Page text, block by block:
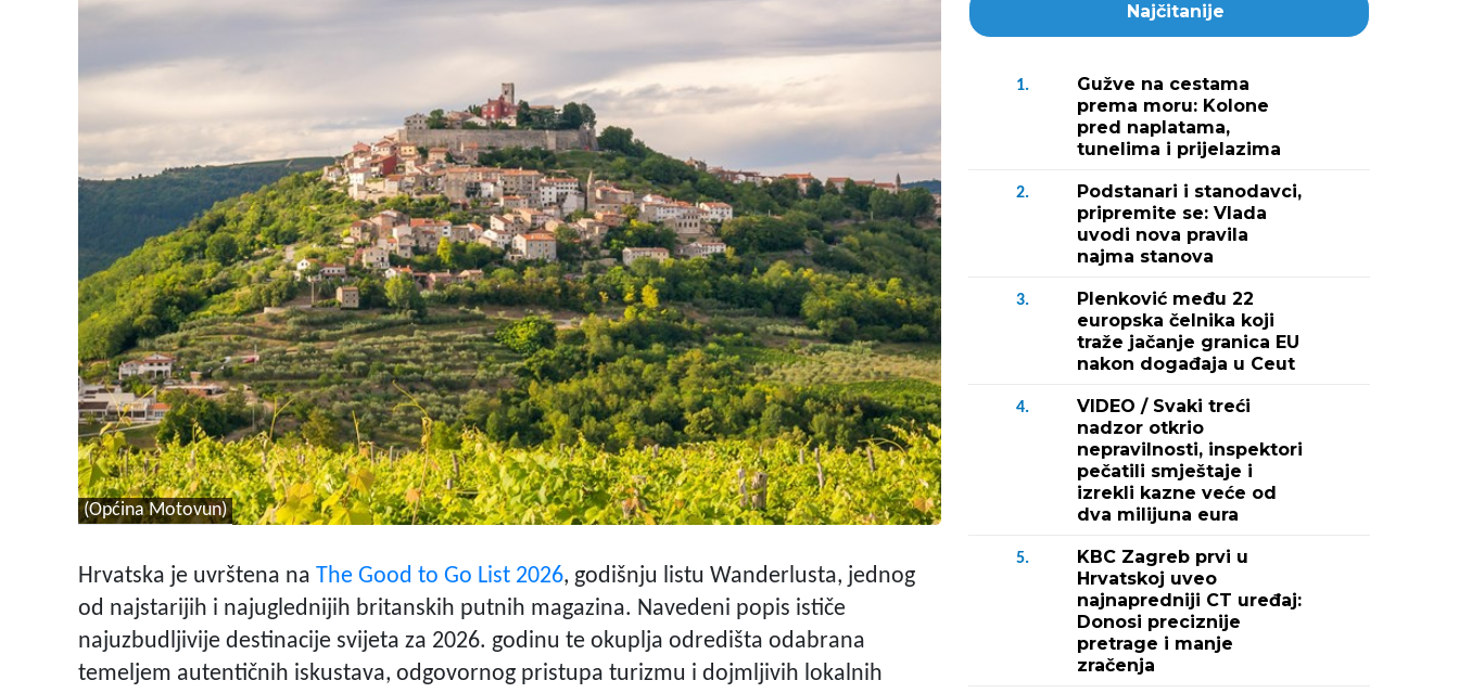
(Općina Motovun)
Hrvatska je uvrštena na The Good to Go List 2026, godišnju listu Wanderlusta, jednog
od najstarijih i najuglednijih britanskih putnih magazina. Navedeni popis ističe
najuzbudljivije destinacije svijeta za 2026. godinu te okuplja odredišta odabrana
temeljem autentičnih iskustava, odgovornog pristupa turizmu i dojmljivih lokalnih
Najčitanije
1.
Gužve na cestama
prema moru: Kolone
pred naplatama,
tunelima i prijelazima
2.
Podstanari i stanodavci,
pripremite se: Vlada
uvodi nova pravila
najma stanova
3.
Plenković među 22
europska čelnika koji
traže jačanje granica EU
nakon događaja u Ceut
4.
VIDEO / Svaki treći
nadzor otkrio
nepravilnosti, inspektori
pečatili smještaje i
izrekli kazne veće od
dva milijuna eura
5.
KBC Zagreb prvi u
Hrvatskoj uveo
najnapredniji CT uređaj:
Donosi preciznije
pretrage i manje
zračenja